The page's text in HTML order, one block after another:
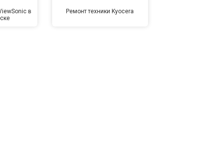
в
Ремонт техники Kyocera